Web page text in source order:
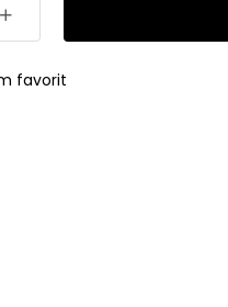
favorit